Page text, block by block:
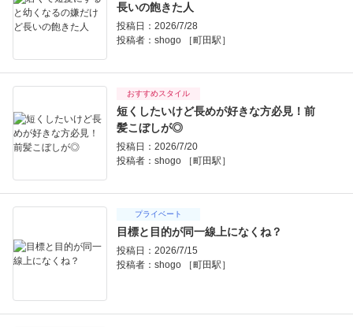
長いの飽きた人
投稿日：2026/7/28
投稿者： shogo ［町田駅］
おすすめスタイル
短くしたいけど長めが好きな方必見！前
髪こぼしが◎
投稿日：2026/7/20
投稿者： shogo ［町田駅］
プライベート
目標と目的が同一線上になくね？
投稿日：2026/7/15
投稿者： shogo ［町田駅］